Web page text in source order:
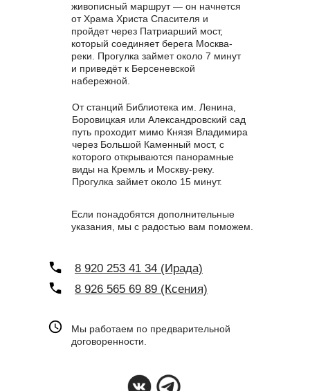
8 920 253 41 34 (Ирада)
8 926 565 69 89 (Ксения)
живописный маршрут — он начнется
от Храма Христа Спасителя и
пройдет через Патриарший мост,
который соединяет берега Москва-
реки. Прогулка займет около 7 минут
и приведёт к Берсеневской
набережной.
От станций Библиотека им. Ленина,
Боровицкая или Александровский сад
путь проходит мимо Князя Владимира
через Большой Каменный мост, с
которого открываются панорамные
виды на Кремль и Москву-реку.
Прогулка займет около 15 минут.
Если понадобятся дополнительные
указания, мы с радостью вам поможем.
Мы работаем по предварительной
договоренности.